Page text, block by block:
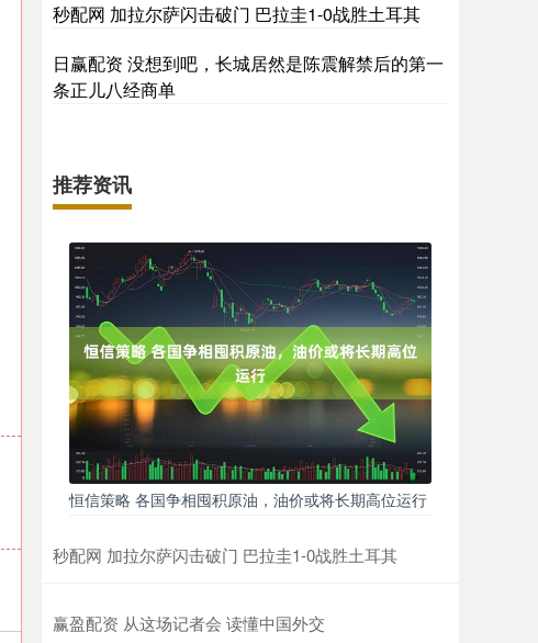
秒配网 加拉尔萨闪击破门 巴拉圭1-0战胜土耳其
日赢配资 没想到吧，长城居然是陈震解禁后的第一
条正儿八经商单
推荐资讯
恒信策略 各国争相囤积原油，油价或将长期高位运行
秒配网 加拉尔萨闪击破门 巴拉圭1-0战胜土耳其
赢盈配资 从这场记者会 读懂中国外交